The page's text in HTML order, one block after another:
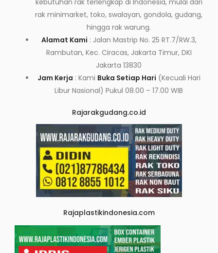
rak minimarket, toko, swalayan, gondola, gudang,
hingga rak warung.
Alamat Kami : Jalan Mastrip No. 25 RT.7/RW.3,
Rambutan, Kec. Ciracas, Jakarta Timur, DKI
Jakarta 13830
Jam Kerja : Kami Buka Setiap Hari (Kecuali Hari
Libur Nasional) Pukul 08.00 – 17.00 WIB
Rajarakgudang.co.id
Rajaplastikindonesia.com